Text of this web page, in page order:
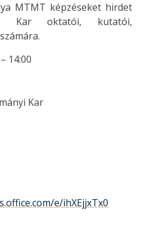
MTMT képzéseket hirdet
Kar oktatói, kutatói,
14:00
Kar
e/ihXEjjxTx0